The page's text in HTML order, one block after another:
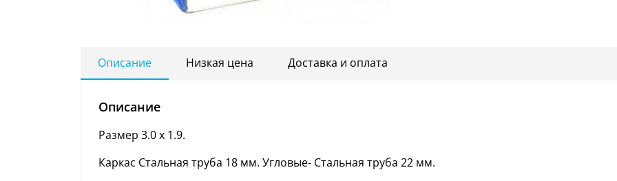
Описание Низкая цена Доставка и оплата
Описание
Размер 3.0 х 1.9.
Каркас Стальная труба 18 мм. Угловые- Cтальная труба 22 мм.